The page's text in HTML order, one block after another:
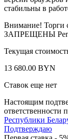
стабильны в
Внимание! Торги
ЗАПРЕЩЕНЫ
Текущая
13 680.00 BYN
Ставок еще нет
Настоящим
ответственности
Республики
Подтверждаю